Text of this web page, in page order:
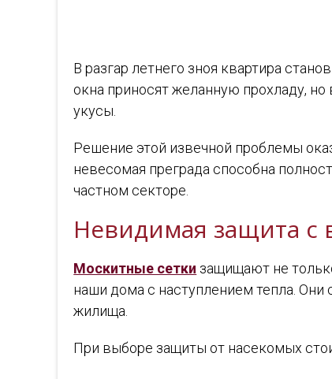
В разгар летнего зноя квартира
окна приносят желанную прохладу,
укусы.
Решение этой извечной проблемы
невесомая преграда способна
частном секторе.
Невидимая защита
Москитные сетки защищают не
наши дома с наступлением тепла. Они
жилища.
При выборе защиты от насекомых